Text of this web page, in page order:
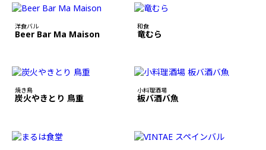
洋食バル
Beer Bar Ma Maison
和食
竜むら
焼き鳥
炭火やきとり 鳥重
小料理酒場
板バ酒バ魚